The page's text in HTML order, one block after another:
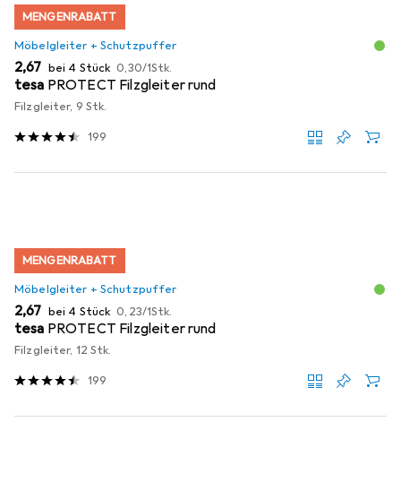
MENGENRABATT
Möbelgleiter + Schutzpuffer
EUR
2,67 bei 4 Stück EUR
0,30/1Stk.
tesa PROTECT Filzgleiter rund
Filzgleiter, 9 Stk.
199
MENGENRABATT
Möbelgleiter + Schutzpuffer
EUR
2,67 bei 4 Stück EUR
0,23/1Stk.
tesa PROTECT Filzgleiter rund
Filzgleiter, 12 Stk.
199